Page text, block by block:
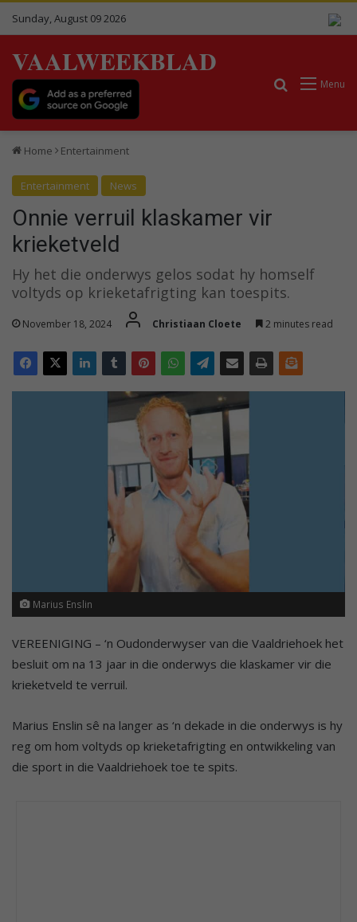
Sunday, August 09 2026
VAALWEEKBLAD
Menu
Search for
Home Entertainment
Entertainment News
Onnie verruil klaskamer vir
krieketveld
Hy het die onderwys gelos sodat hy homself
voltyds op krieketafrigting kan toespits.
November 18, 2024 Christiaan Cloete 2 minutes read
Marius Enslin
VEREENIGING – ‘n Oudonderwyser van die Vaaldriehoek het
besluit om na 13 jaar in die onderwys die klaskamer vir die
krieketveld te verruil.
Marius Enslin sê na langer as ‘n dekade in die onderwys is hy
reg om hom voltyds op krieketafrigting en ontwikkeling van
die sport in die Vaaldriehoek toe te spits.